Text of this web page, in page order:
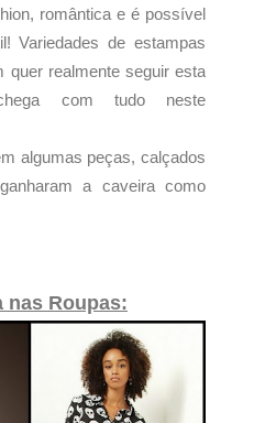
romântica e é possível
Variedades de estampas
quer realmente seguir esta
com tudo neste
algumas peças, calçados
a caveira como
nas Roupas: